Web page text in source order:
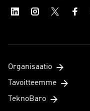
Organisaatio
Tavoitteemme
TeknoBaro